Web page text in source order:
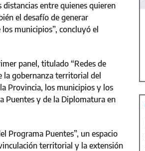
entre quienes quieren
el desafío de generar
municipios”, concluyó el
panel, titulado “Redes de
la gobernanza territorial del
Provincia, los municipios y los
Puentes y de la Diplomatura en
Programa Puentes”, un espacio
territorial y la extensión